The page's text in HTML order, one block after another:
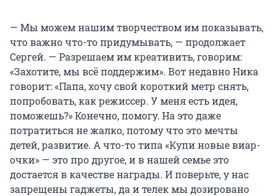
— Мы можем нашим творчеством им показывать,
что важно что-то придумывать, — продолжает
Сергей. — Разрешаем им креативить, говорим:
«Захотите, мы всё поддержим». Вот недавно Ника
говорит: «Папа, хочу свой короткий метр снять,
попробовать, как режиссер. У меня есть идея,
поможешь?» Конечно, помогу. На это даже
потратиться не жалко, потому что это мечты
детей, развитие. А что-то типа «Купи новые виар-
очки» — это про другое, и в нашей семье это
достается в качестве награды. И поверьте, у нас
запрещены гаджеты, да и телек мы дозировано